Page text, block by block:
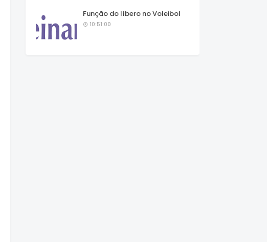
Função do líbero no Voleibol
10:51:00